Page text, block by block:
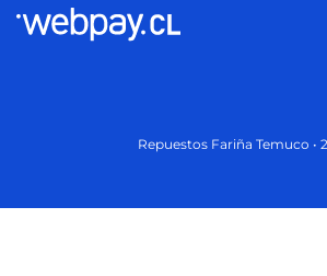
Repuestos Fariña Temuco •